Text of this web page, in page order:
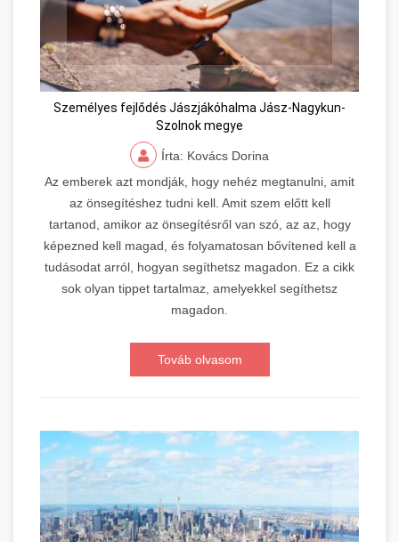
Személyes fejlődés Jászjákóhalma Jász-Nagykun-
Szolnok megye
Írta: Kovács Dorina
Az emberek azt mondják, hogy nehéz megtanulni, amit
az önsegítéshez tudni kell. Amit szem előtt kell
tartanod, amikor az önsegítésről van szó, az az, hogy
képezned kell magad, és folyamatosan bővítened kell a
tudásodat arról, hogyan segíthetsz magadon. Ez a cikk
sok olyan tippet tartalmaz, amelyekkel segíthetsz
magadon.
Továb olvasom